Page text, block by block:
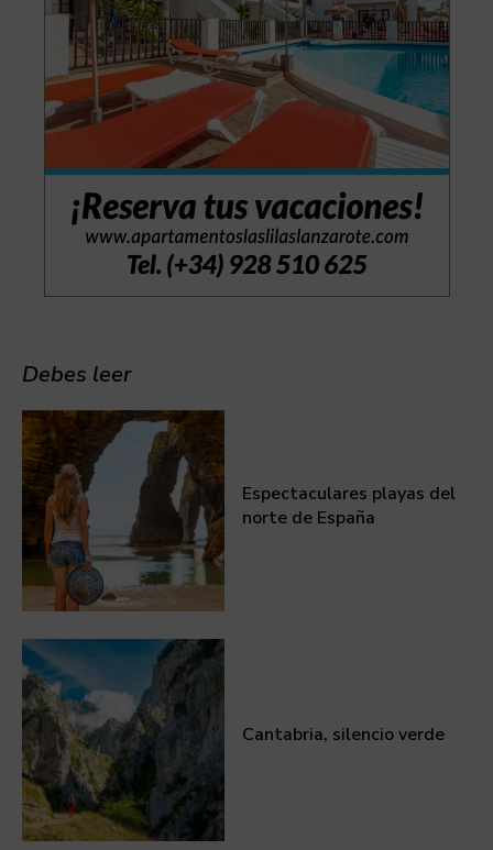
Debes leer
Espectaculares playas del
norte de España
Cantabria, silencio verde